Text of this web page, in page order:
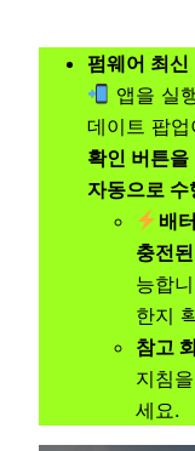
펌웨어 최신
앱을 실
데이트 팝
확인 버튼
자동으로 수
배
충전
능합
한지
참고
지침
세요.